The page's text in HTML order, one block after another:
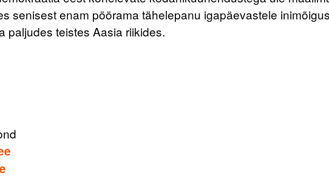
senisest enam pöörama tähelepanu igapäevastele
paljudes teistes Aasia riikides.